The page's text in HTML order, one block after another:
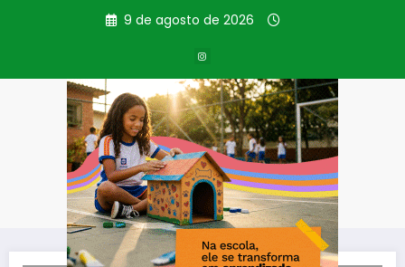
9 de agosto de 2026
Tag: Perícia
Página inicial Perícia